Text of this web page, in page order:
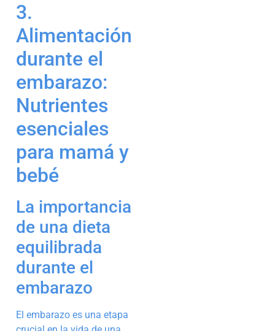
3.
Alimentación
durante el
embarazo:
Nutrientes
esenciales
para mamá y
bebé
La importancia
de una dieta
equilibrada
durante el
embarazo
El embarazo es una etapa